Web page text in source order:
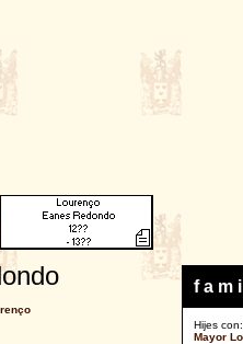
f a m
Hijes con:
Mayor